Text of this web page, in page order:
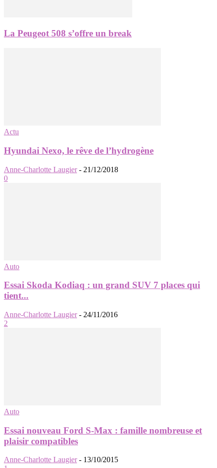
La Peugeot 508 s’offre un break
Actu
Hyundai Nexo, le rêve de l’hydrogène
Anne-Charlotte Laugier - 21/12/2018
0
Auto
Essai Skoda Kodiaq : un grand SUV 7 places qui
tient...
Anne-Charlotte Laugier - 24/11/2016
2
Auto
Essai nouveau Ford S-Max : famille nombreuse et
plaisir compatibles
Anne-Charlotte Laugier - 13/10/2015